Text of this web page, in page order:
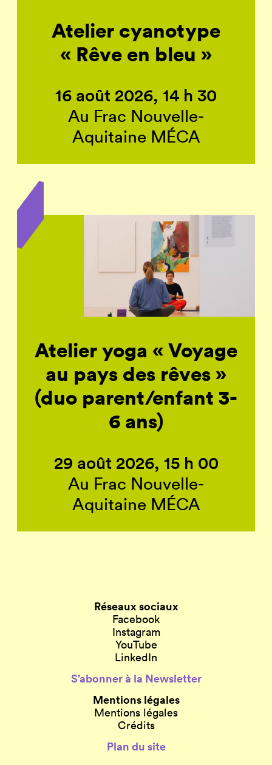
Atelier cyanotype
« Rêve en bleu »
16 août 2026, 14 h 30
Au Frac Nouvelle-
Aquitaine MÉCA
Atelier yoga « Voyage
au pays des rêves »
(duo parent/enfant 3-
6 ans)
29 août 2026, 15 h 00
Au Frac Nouvelle-
Aquitaine MÉCA
Réseaux sociaux
Facebook
Instagram
YouTube
LinkedIn
S’abonner à la Newsletter
Mentions légales
Mentions légales
Crédits
Plan du site